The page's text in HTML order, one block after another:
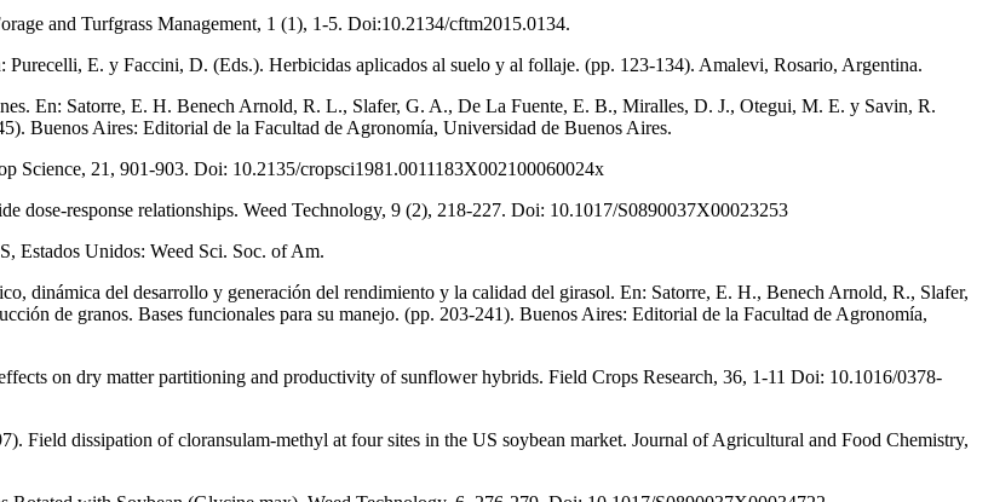
and Turfgrass Management, 1 (1), 1-5. Doi:10.2134/cftm2015.0134.
E. y Faccini, D. (Eds.). Herbicidas aplicados al suelo y al follaje. (pp. 123-134). Amalevi, Rosario, Argentina.
En: Satorre, E. H. Benech Arnold, R. L., Slafer, G. A., De La Fuente, E. B., Miralles, D. J., Otegui, M. E. y Savin, R.
Buenos Aires: Editorial de la Facultad de Agronomía, Universidad de Buenos Aires.
Science, 21, 901-903. Doi: 10.2135/cropsci1981.0011183X002100060024x
dose-response relationships. Weed Technology, 9 (2), 218-227. Doi: 10.1017/S0890037X00023253
Estados Unidos: Weed Sci. Soc. of Am.
dinámica del desarrollo y generación del rendimiento y la calidad del girasol. En: Satorre, E. H., Benech Arnold, R., Slafer,
de granos. Bases funcionales para su manejo. (pp. 203-241). Buenos Aires: Editorial de la Facultad de Agronomía,
on dry matter partitioning and productivity of sunflower hybrids. Field Crops Research, 36, 1-11 Doi: 10.1016/0378-
Field dissipation of cloransulam-methyl at four sites in the US soybean market. Journal of Agricultural and Food Chemistry,